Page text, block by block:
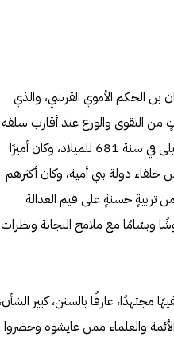
بن الحكم الأموي القرشي، والذي
من التقوى والورع عند أقارب سلفه
عمر بن الخطاب الذي كان جدًّا لأمه ليلى في سنة 681 للميلاد، وكان أميرًا
دولة بني أمية، وكان أكثرهم
تربيةٍ حسنةٍ على قيم العدالة
وبسّامًا مع ملامح النجابة ونظرات
مجتهدًا، عارفًا بالسنن، كبير
والعلماء ممن عايشوه وحضروا